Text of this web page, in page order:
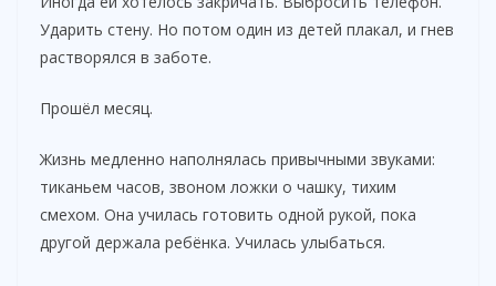
Ударить стену. Но потом один из детей плакал, и гнев
растворялся в заботе.
Прошёл месяц.
Жизнь медленно наполнялась привычными звуками:
тиканьем часов, звоном ложки о чашку, тихим
смехом. Она училась готовить одной рукой, пока
другой держала ребёнка. Училась улыбаться.